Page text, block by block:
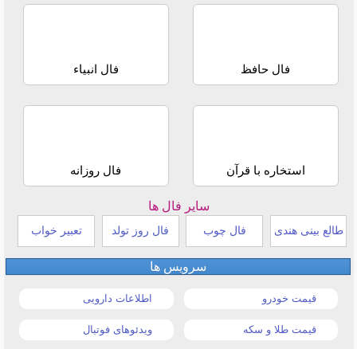
فال حافظ فال انبیاء
استخاره با قرآن فال روزانه
سایر فال ها
طالع بینی هندی فال چوب فال روز تولد تعبیر خواب
سرویس ها
قیمت خودرو اطلاعات دارویی
قیمت طلا و سکه ویدئوهای فوتبال